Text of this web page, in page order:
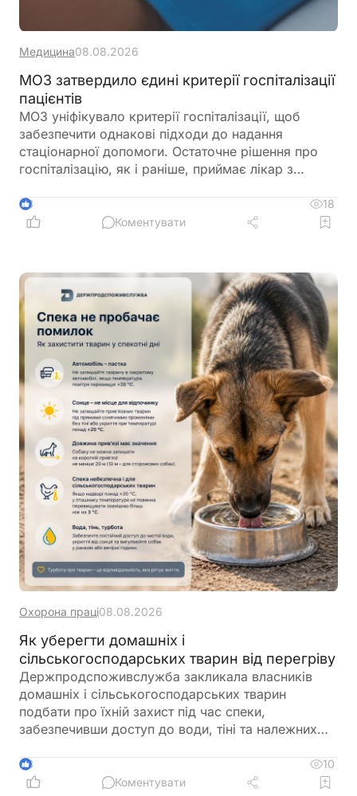
Медицина08.08.2026
МОЗ затвердило єдині критерії госпіталізації
пацієнтів
МОЗ уніфікувало критерії госпіталізації, щоб
забезпечити однакові підходи до надання
стаціонарної допомоги. Остаточне рішення про
госпіталізацію, як і раніше, приймає лікар з
3
18
Коментувати
Охорона праці08.08.2026
Як уберегти домашніх і
сільськогосподарських тварин від перегріву
Держпродспоживслужба закликала власників
домашніх і сільськогосподарських тварин
подбати про їхній захист під час спеки,
забезпечивши доступ до води, тіні та належних
заборону залишати тварин у зачинених
автомобілях або на прив’язі під прямим сонячним
3
10
Коментувати